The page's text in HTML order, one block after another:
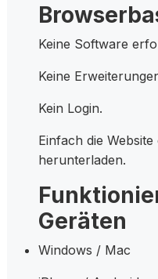
Keine Software
Keine
Kein Login.
Einfach die
herunterladen.
Geräten
Windows / Mac